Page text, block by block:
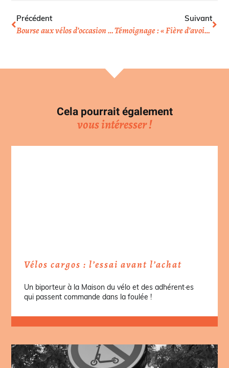
Précédent
Bourse aux vélos d’occasion le 12 avril 2014
Suivant
Témoignage : « Fière d’avoir dévoilé ma roue ! »
Cela pourrait également
vous intéresser !
Vélos cargos : l’essai avant l’achat
Un biporteur à la Maison du vélo et des adhérent·es
qui passent commande dans la foulée !